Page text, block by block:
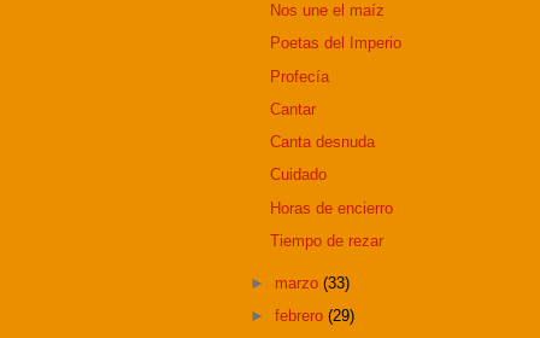
Nos une el maíz
Poetas del Imperio
Profecía
Cantar
Canta desnuda
Cuidado
Horas de encierro
Tiempo de rezar
► marzo(33)
►febrero(29)